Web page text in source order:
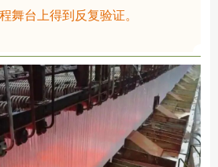
舞台上得到反复验证。